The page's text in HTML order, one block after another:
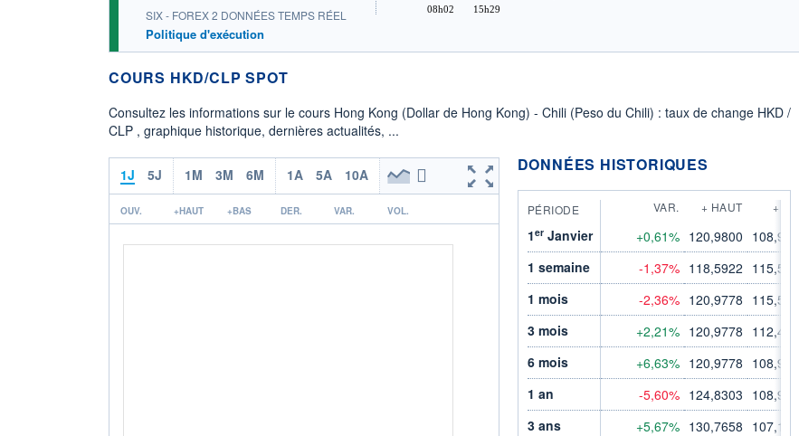
SIX - FOREX 2 DONNÉES TEMPS RÉEL
Politique d'exécution
08h02 15h29
COURS HKD/CLP SPOT
Consultez les informations sur le cours Hong Kong (Dollar de Hong Kong) - Chili (Peso du Chili) : taux de change HKD /
CLP , graphique historique, dernières actualités, ...
1J 5J 1M 3M 6M 1A 5A 10A
OUV. +HAUT +BAS DER. VAR. VOL.
DONNÉES HISTORIQUES
PÉRIODE VAR. + HAUT + BAS
1erJanvier +0,61% 120,9800 108,9300
1 semaine
-1,37% 118,5922 115,5506
1 mois
-2,36% 120,9778 115,5506
3 mois
+2,21% 120,9778 112,4136
6 mois
+6,63% 120,9778 108,9289
1 an
-5,60% 124,8303 108,9289
3 ans
+5,67% 130,7658 107,1893